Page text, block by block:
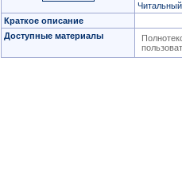
Краткое описание
Доступные материалы